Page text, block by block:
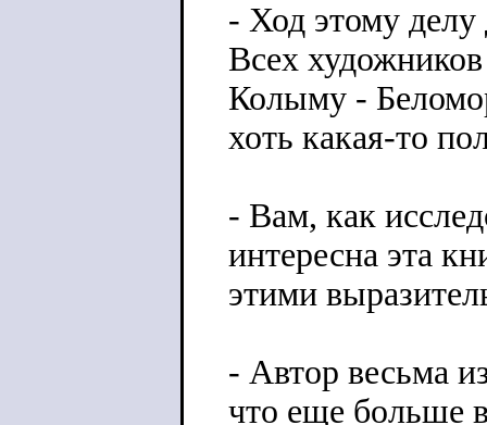
- Ход этому
Всех
Колыму -
хоть какая-то
- Вам, как
интересна эта
этими
- Автор весьма
что еще больше